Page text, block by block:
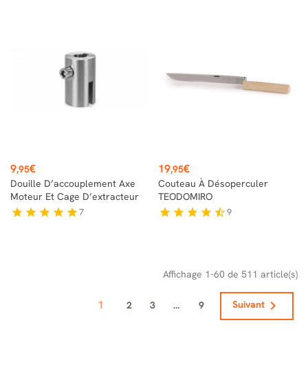
Prix
9,95€
Douille D’accouplement Axe
Moteur Et Cage D’extracteur
star star star star star7
Prix
19,95€
Couteau À Désoperculer
TEODOMIRO
star star star star star_half9
Affichage 1-60 de 511 article(s)
1 2 3 … 9 Suivant 